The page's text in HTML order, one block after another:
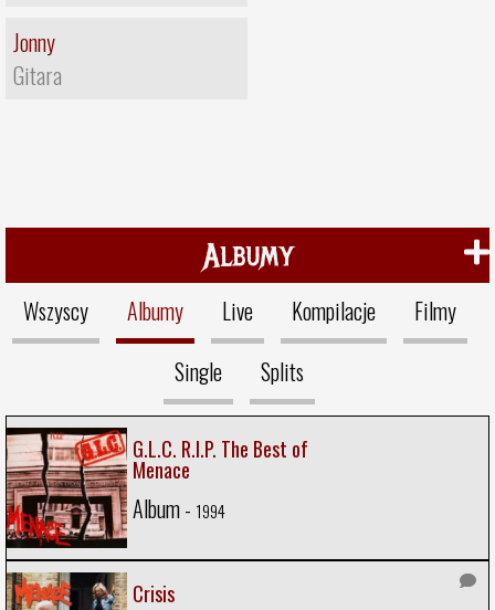
Jonny
Gitara
Albumy
Wszyscy Albumy Live Kompilacje
Filmy
Single
Splits
G.L.C. R.I.P. The Best of
Menace
Album - 1994
Crisis